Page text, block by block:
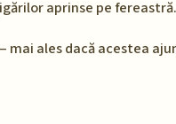
aprinse pe fereastră.
ales dacă acestea